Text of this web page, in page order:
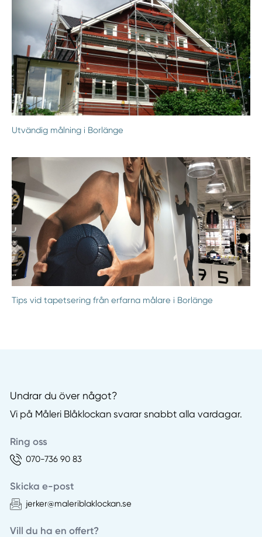
Utvändig målning i Borlänge
Tips vid tapetsering från erfarna målare i Borlänge
Undrar du över något?
Vi på Måleri Blåklockan svarar snabbt alla vardagar.
Ring oss
070-736 90 83
Skicka e-post
jerker@maleriblaklockan.se
Vill du ha en offert?